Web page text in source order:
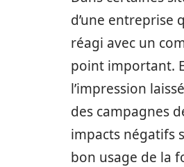
d’une
réagi avec un
point important.
l’impression
des campagnes
impacts négatifs
bon usage de la